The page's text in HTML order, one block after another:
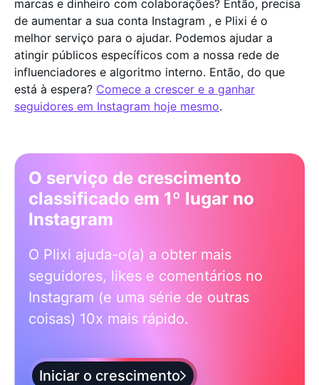
marcas e dinheiro com colaborações? Então, precisa
de aumentar a sua conta Instagram , e Plixi é o
melhor serviço para o ajudar. Podemos ajudar a
atingir públicos específicos com a nossa rede de
influenciadores e algoritmo interno. Então, do que
está à espera? Comece a crescer e a ganhar
seguidores em Instagram hoje mesmo.
O serviço de crescimento
classificado em 1º lugar no
Instagram
O Plixi ajuda-o(a) a obter mais
seguidores, likes e comentários no
Instagram (e uma série de outras
coisas) 10x mais rápido.
Iniciar o crescimento